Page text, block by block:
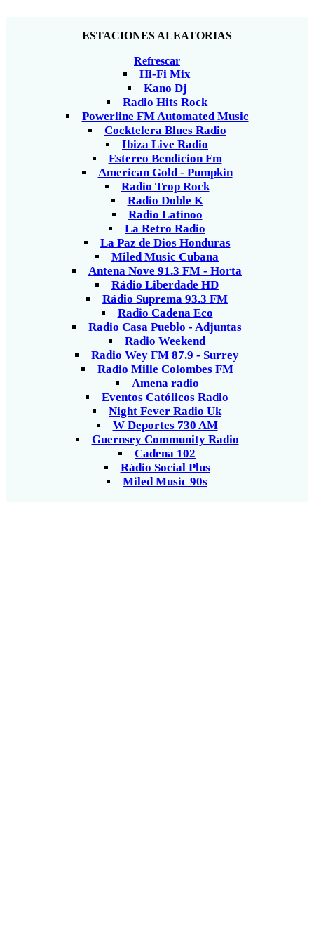
ESTACIONES ALEATORIAS
Refrescar
Hi-Fi Mix
Kano Dj
Radio Hits Rock
Powerline FM Automated Music
Cocktelera Blues Radio
Ibiza Live Radio
Estereo Bendicion Fm
American Gold - Pumpkin
Radio Trop Rock
Radio Doble K
Radio Latinoo
La Retro Radio
La Paz de Dios Honduras
Miled Music Cubana
Antena Nove 91.3 FM - Horta
Rádio Liberdade HD
Rádio Suprema 93.3 FM
Radio Cadena Eco
Radio Casa Pueblo - Adjuntas
Radio Weekend
Radio Wey FM 87.9 - Surrey
Radio Mille Colombes FM
Amena radio
Eventos Católicos Radio
Night Fever Radio Uk
W Deportes 730 AM
Guernsey Community Radio
Cadena 102
Rádio Social Plus
Miled Music 90s